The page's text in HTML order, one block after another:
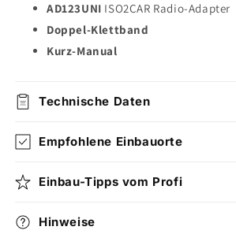
AD123UNI ISO2CAR Radio-Adapter
Doppel-Klettband
Kurz-Manual
Technische Daten
Empfohlene Einbauorte
Einbau-Tipps vom Profi
Hinweise